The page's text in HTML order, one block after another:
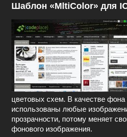
Шаблон «MltiColor» для
цветовых схем. В качестве фона
использованы любые
прозрачности, потому меняет
фонового изображения.